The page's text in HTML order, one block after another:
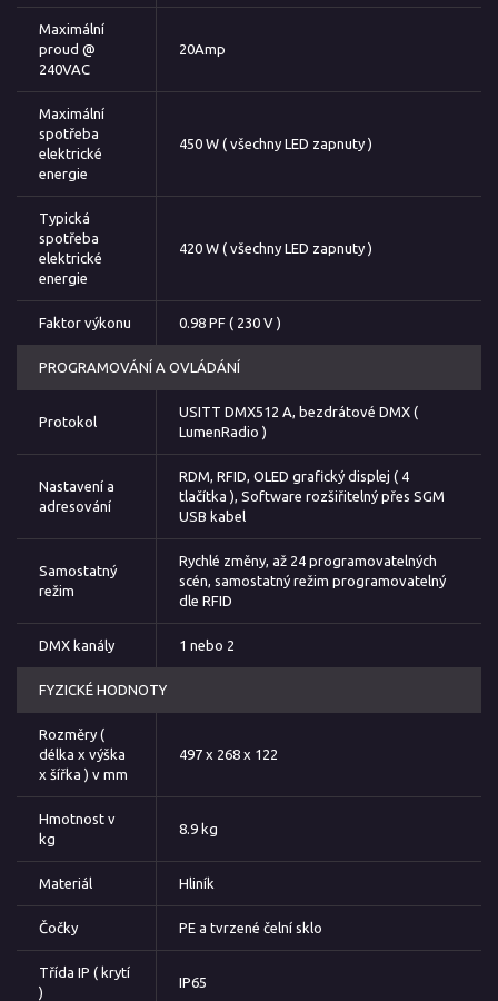
Maximální
proud @
240VAC
20Amp
Maximální
spotřeba
elektrické
energie
450 W ( všechny LED zapnuty )
Typická
spotřeba
elektrické
energie
420 W ( všechny LED zapnuty )
Faktor výkonu 0.98 PF ( 230 V )
PROGRAMOVÁNÍ A OVLÁDÁNÍ
Protokol
USITT DMX512 A, bezdrátové DMX (
LumenRadio )
Nastavení a
adresování
RDM, RFID, OLED grafický displej ( 4
tlačítka ), Software rozšiřitelný přes SGM
USB kabel
Samostatný
režim
Rychlé změny, až 24 programovatelných
scén, samostatný režim programovatelný
dle RFID
DMX kanály 1 nebo 2
FYZICKÉ HODNOTY
Rozměry (
délka x výška
x šířka ) v mm
497 x 268 x 122
Hmotnost v
kg
8.9 kg
Materiál Hliník
Čočky PE a tvrzené čelní sklo
Třída IP ( krytí
)
IP65